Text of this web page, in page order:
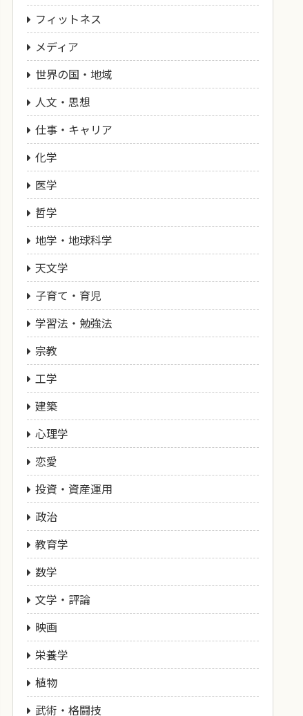
フィットネス
メディア
世界の国・地域
人文・思想
仕事・キャリア
化学
医学
哲学
地学・地球科学
天文学
子育て・育児
学習法・勉強法
宗教
工学
建築
心理学
恋愛
投資・資産運用
政治
教育学
数学
文学・評論
映画
栄養学
植物
武術・格闘技